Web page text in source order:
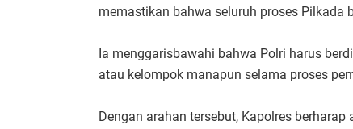
memastikan bahwa seluruh proses Pilkada
Ia menggarisbawahi bahwa Polri harus
atau kelompok manapun selama proses
Dengan arahan tersebut, Kapolres